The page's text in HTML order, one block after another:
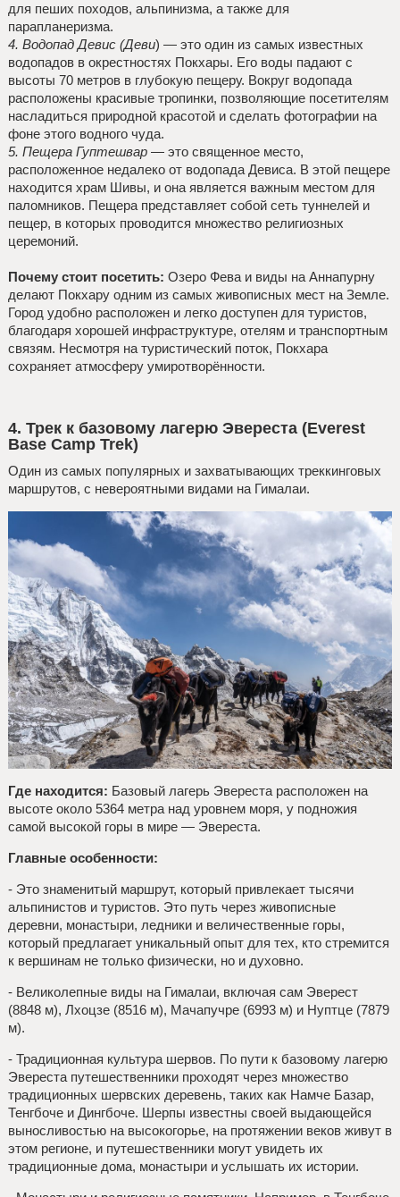
для пеших походов, альпинизма, а также для
парапланеризма.
4. Водопад Девис (Деви) — это один из самых известных
водопадов в окрестностях Покхары. Его воды падают с
высоты 70 метров в глубокую пещеру. Вокруг водопада
расположены красивые тропинки, позволяющие посетителям
насладиться природной красотой и сделать фотографии на
фоне этого водного чуда.
5. Пещера Гуптешвар— это священное место,
расположенное недалеко от водопада Девиса. В этой пещере
находится храм Шивы, и она является важным местом для
паломников. Пещера представляет собой сеть туннелей и
пещер, в которых проводится множество религиозных
церемоний.
Почему стоит посетить: Озеро Фева и виды на Аннапурну
делают Покхару одним из самых живописных мест на Земле.
Город удобно расположен и легко доступен для туристов,
благодаря хорошей инфраструктуре, отелям и транспортным
связям. Несмотря на туристический поток, Покхара
сохраняет атмосферу умиротворённости.
4. Трек к базовому лагерю Эвереста (Everest
Base Camp Trek)
Один из самых популярных и захватывающих треккинговых
маршрутов, с невероятными видами на Гималаи.
Где находится: Базовый лагерь Эвереста расположен на
высоте около 5364 метра над уровнем моря, у подножия
самой высокой горы в мире — Эвереста.
Главные особенности:
- Это знаменитый маршрут, который привлекает тысячи
альпинистов и туристов. Это путь через живописные
деревни, монастыри, ледники и величественные горы,
который предлагает уникальный опыт для тех, кто стремится
к вершинам не только физически, но и духовно.
- Великолепные виды на Гималаи, включая сам Эверест
(8848 м), Лхоцзе (8516 м), Мачапучре (6993 м) и Нуптце (7879
м).
- Традиционная культура шервов. По пути к базовому лагерю
Эвереста путешественники проходят через множество
традиционных шервских деревень, таких как Намче Базар,
Тенгбоче и Дингбоче. Шерпы известны своей выдающейся
выносливостью на высокогорье, на протяжении веков живут в
этом регионе, и путешественники могут увидеть их
традиционные дома, монастыри и услышать их истории.